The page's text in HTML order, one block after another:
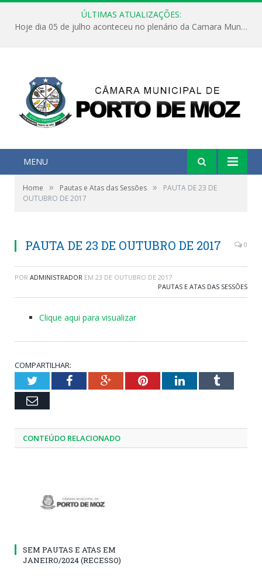
ÚLTIMAS ATUALIZAÇÕES:
Hoje dia 05 de julho aconteceu no plenário da Camara Municipal de Porto de Moz a Sessão Solene de Abertura dos Trabalhos Legislativos 2º Período da 23ª Legislatura
MENU
Home » Pautas e Atas das Sessões »
PAUTA DE 23 DE
OUTUBRO DE 2017
PAUTA DE 23 DE OUTUBRO DE 2017 0
POR ADMINISTRADOR EM 23 DE OUTUBRO DE 2017
PAUTAS E ATAS DAS SESSÕES
Clique aqui para visualizar
COMPARTILHAR:
TwitterFacebookGoogle+PinterestLinkedInTumblr
Email
CONTEÚDO RELACIONADO
SEM PAUTAS E ATAS EM
JANEIRO/2024 (RECESSO)